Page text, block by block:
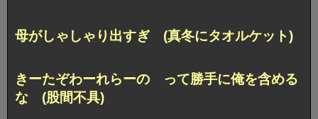
母がしゃしゃり出すぎ (真冬にタオルケット)
きーたぞわーれらーの って勝手に俺を含める
な (股間不具)